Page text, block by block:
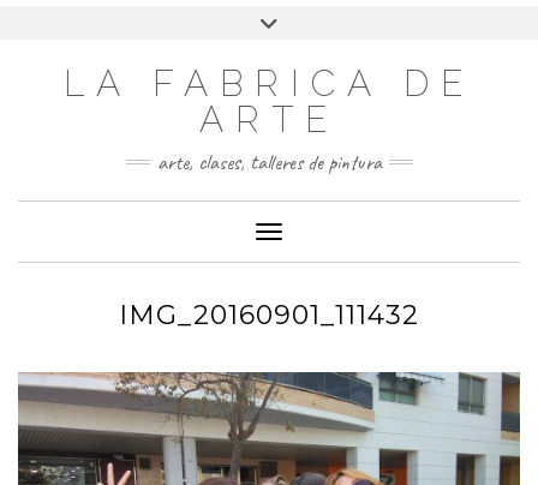
LA FABRICA DE
ARTE
arte, clases, talleres de pintura
Cambiar modo de navegación
IMG_20160901_111432